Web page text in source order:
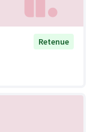
Retenue